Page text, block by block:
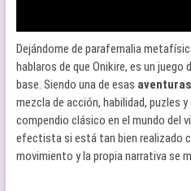
Dejándome de parafernalia
hablaros de que Onikire, es un
base. Siendo una de esas
mezcla de acción, habilidad, puzles
compendio clásico en el mundo del
efectista si está tan bien realizado
movimiento y la propia narrativa se